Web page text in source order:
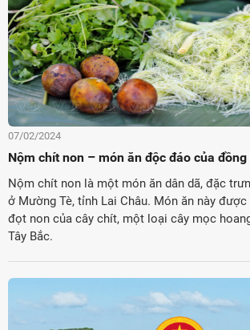
07/02/2024
Nộm chít non – món ăn độc đáo của
Nộm chít non là một món ăn dân dã, đặc
ở Mường Tè, tỉnh Lai Châu. Món ăn này
đọt non của cây chít, một loại cây mọc
Tây Bắc.